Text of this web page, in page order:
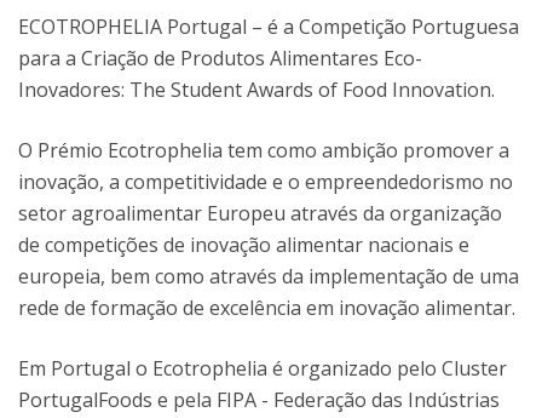
ECOTROPHELIA Portugal – é a Competição Portuguesa
para a Criação de Produtos Alimentares Eco-
Inovadores: The Student Awards of Food Innovation.
O Prémio Ecotrophelia tem como ambição promover a
inovação, a competitividade e o empreendedorismo no
setor agroalimentar Europeu através da organização
de competições de inovação alimentar nacionais e
europeia, bem como através da implementação de uma
rede de formação de excelência em inovação alimentar.
Em Portugal o Ecotrophelia é organizado pelo Cluster
PortugalFoods e pela FIPA - Federação das Indústrias